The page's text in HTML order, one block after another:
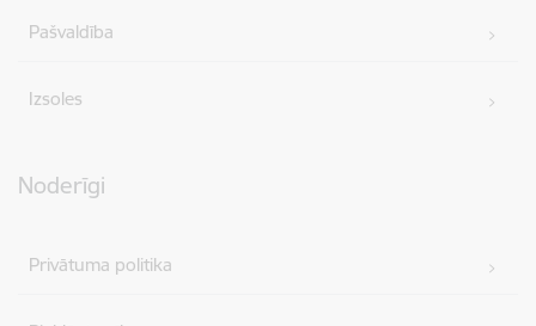
Pašvaldība
Izsoles
Noderīgi
Privātuma politika